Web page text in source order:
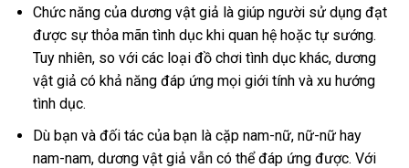
Chức năng của dương vật giả là giúp người sử dụng đạt
được sự thỏa mãn tình dục khi quan hệ hoặc tự sướng.
Tuy nhiên, so với các loại đồ chơi tình dục khác, dương
vật giả có khả năng đáp ứng mọi giới tính và xu hướng
tình dục.
Dù bạn và đối tác của bạn là cặp nam-nữ, nữ-nữ hay
nam-nam, dương vật giả vẫn có thể đáp ứng được. Với